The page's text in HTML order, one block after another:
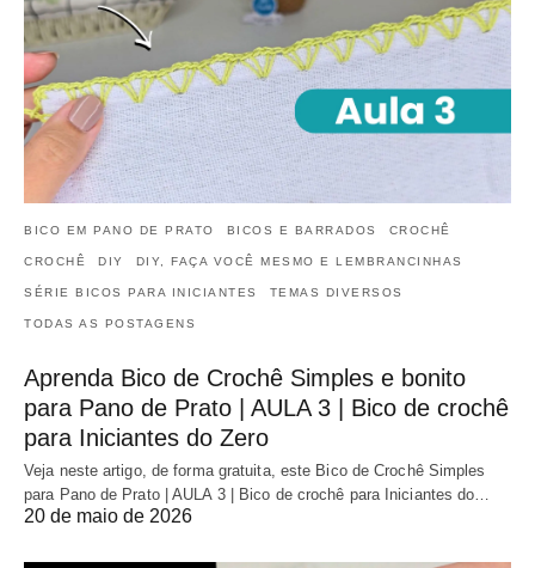
BICO EM PANO DE PRATO BICOS E BARRADOS CROCHÊ
CROCHÊ DIY DIY, FAÇA VOCÊ MESMO E LEMBRANCINHAS
SÉRIE BICOS PARA INICIANTES TEMAS DIVERSOS
TODAS AS POSTAGENS
Aprenda Bico de Crochê Simples e bonito
para Pano de Prato | AULA 3 | Bico de crochê
para Iniciantes do Zero
Veja neste artigo, de forma gratuita, este Bico de Crochê Simples
para Pano de Prato | AULA 3 | Bico de crochê para Iniciantes do…
20 de maio de 2026